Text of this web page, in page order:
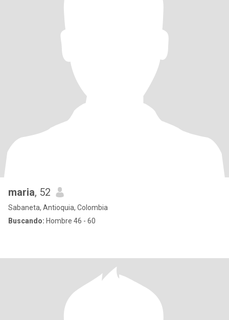
maria, 52
Sabaneta, Antioquia, Colombia
Buscando: Hombre 46 - 60